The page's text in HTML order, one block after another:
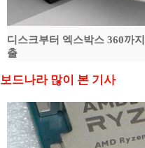
디스크부터 엑스박스 360까
출
보드나라 많이 본 기사